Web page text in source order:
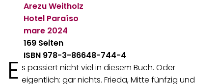
Arezu Weitholz
Hotel Paraíso
mare 2024
169 Seiten
ISBN 978-3-86648-744-4
E s passiert nicht viel in diesem Buch. Oder
eigentlich: gar nichts. Frieda, Mitte fünfzig und